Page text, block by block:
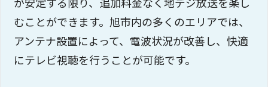
むことができます。旭市内の多くのエリアでは、
アンテナ設置によって、電波状況が改善し、快適
にテレビ視聴を行うことが可能です。